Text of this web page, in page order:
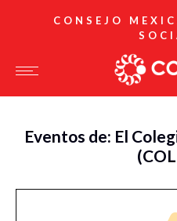
CONSEJO
Eventos de: El